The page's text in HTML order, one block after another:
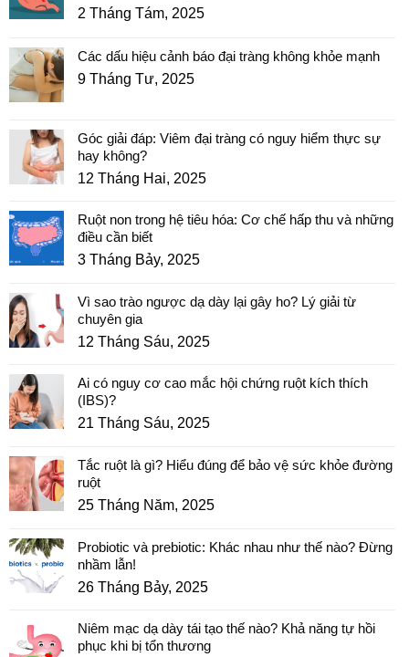
2 Tháng Tám, 2025
Các dấu hiệu cảnh báo đại tràng không khỏe mạnh
9 Tháng Tư, 2025
Góc giải đáp: Viêm đại tràng có nguy hiểm thực sự
hay không?
12 Tháng Hai, 2025
Ruột non trong hệ tiêu hóa: Cơ chế hấp thu và những
điều cần biết
3 Tháng Bảy, 2025
Vì sao trào ngược dạ dày lại gây ho? Lý giải từ
chuyên gia
12 Tháng Sáu, 2025
Ai có nguy cơ cao mắc hội chứng ruột kích thích
(IBS)?
21 Tháng Sáu, 2025
Tắc ruột là gì? Hiểu đúng để bảo vệ sức khỏe đường
ruột
25 Tháng Năm, 2025
Probiotic và prebiotic: Khác nhau như thế nào? Đừng
nhầm lẫn!
26 Tháng Bảy, 2025
Niêm mạc dạ dày tái tạo thế nào? Khả năng tự hồi
phục khi bị tổn thương